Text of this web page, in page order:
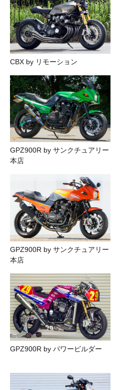
CBX by リモーション
GPZ900R by サンクチュアリー
本店
GPZ900R by サンクチュアリー
本店
GPZ900R by パワービルダー